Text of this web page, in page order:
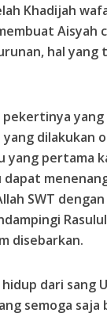
Khadijah
Aisyah
hal
pekertinya
dilakukan
yang pertama
SWT
disebarkan.
dari sang
semoga